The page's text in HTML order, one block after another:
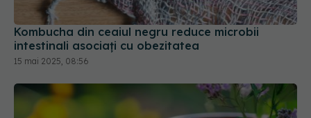
Kombucha din ceaiul negru reduce microbii
intestinali asociați cu obezitatea
15 mai 2025, 08:56